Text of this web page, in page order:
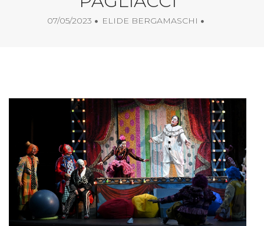
07/05/2023 ELIDE BERGAMASCHI